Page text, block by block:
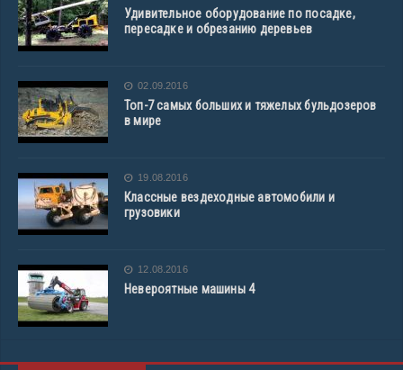
Удивительное оборудование по посадке,
пересадке и обрезанию деревьев
02.09.2016
Топ-7 самых больших и тяжелых бульдозеров
в мире
19.08.2016
Классные вездеходные автомобили и
грузовики
12.08.2016
Невероятные машины 4